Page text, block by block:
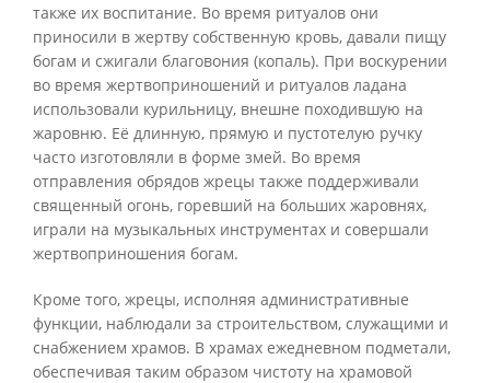
также их воспитание. Во время ритуалов они
приносили в жертву собственную кровь, давали пищу
богам и сжигали благовония (копаль). При воскурении
во время жертвоприношений и ритуалов ладана
использовали курильницу, внешне походившую на
жаровню. Её длинную, прямую и пустотелую ручку
часто изготовляли в форме змей. Во время
отправления обрядов жрецы также поддерживали
священный огонь, горевший на больших жаровнях,
играли на музыкальных инструментах и совершали
жертвоприношения богам.
Кроме того, жрецы, исполняя административные
функции, наблюдали за строительством, служащими и
снабжением храмов. В храмах ежедневном подметали,
обеспечивая таким образом чистоту на храмовой